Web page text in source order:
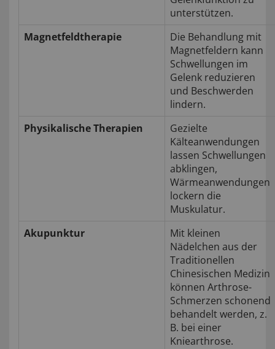
unterstützen.
Magnetfeldtherapie
Die Behandlung mit
Magnetfeldern kann
Schwellungen im
Gelenk reduzieren
und Beschwerden
lindern.
Physikalische Therapien
Gezielte
Kälteanwendungen
lassen Schwellungen
abklingen,
Wärmeanwendungen
lockern die
Muskulatur.
Akupunktur
Mit kleinen
Nädelchen aus der
Traditionellen
Chinesischen Medizin
können Arthrose-
Schmerzen schonend
behandelt werden, z.
B. bei einer
Kniearthrose.